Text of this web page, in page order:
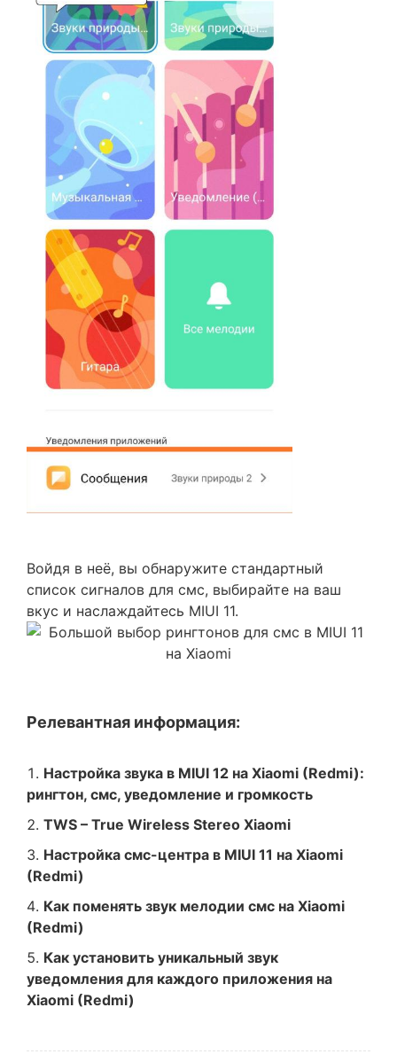
Войдя в неё, вы обнаружите стандартный
список сигналов для смс, выбирайте на ваш
вкус и наслаждайтесь MIUI 11.
Релевантная информация:
Настройка звука в MIUI 12 на Xiaomi (Redmi):
рингтон, смс, уведомление и громкость
TWS – True Wireless Stereo Xiaomi
Настройка смс-центра в MIUI 11 на Xiaomi
(Redmi)
Как поменять звук мелодии смс на Xiaomi
(Redmi)
Как установить уникальный звук
уведомления для каждого приложения на
Xiaomi (Redmi)